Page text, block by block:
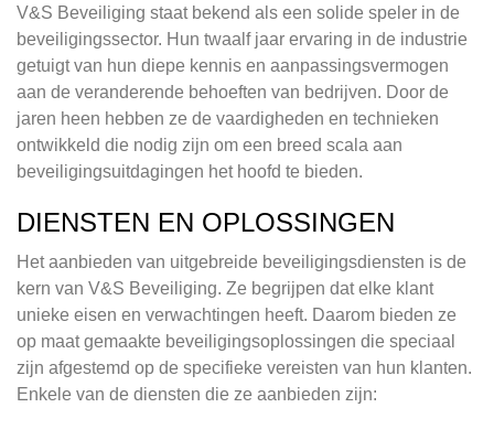
V&S Beveiliging staat bekend als een solide speler in de
beveiligingssector. Hun twaalf jaar ervaring in de industrie
getuigt van hun diepe kennis en aanpassingsvermogen
aan de veranderende behoeften van bedrijven. Door de
jaren heen hebben ze de vaardigheden en technieken
ontwikkeld die nodig zijn om een breed scala aan
beveiligingsuitdagingen het hoofd te bieden.
DIENSTEN EN OPLOSSINGEN
Het aanbieden van uitgebreide beveiligingsdiensten is de
kern van V&S Beveiliging. Ze begrijpen dat elke klant
unieke eisen en verwachtingen heeft. Daarom bieden ze
op maat gemaakte beveiligingsoplossingen die speciaal
zijn afgestemd op de specifieke vereisten van hun klanten.
Enkele van de diensten die ze aanbieden zijn: